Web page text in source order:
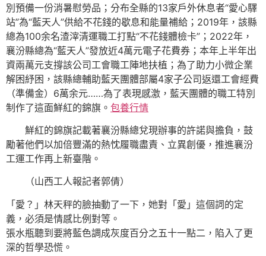
別預備一份消暑慰勞品；分布全縣的13家戶外休息者“愛心驛
站”為“藍天人”供給不花錢的歇息和能量補給；2019年，該縣
總為100余名渣滓清運職工打點“不花錢體檢卡”；2022年，
襄汾縣總為“藍天人”發放近4萬元電子花費券；本年上半年出
資兩萬元支撐該公司工會職工陣地扶植；為了助力小微企業
解困紓困，該縣總輔助藍天團體部屬4家子公司返還工會經費
（準備金）6萬余元……為了表現感激，藍天團體的職工特別
制作了這面鮮紅的錦旗。 包養行情
鮮紅的錦旗記載著襄汾縣總兌現辦事的許諾與擔負，鼓
勵著他們以加倍豐滿的熱忱履職盡責、立異創優，推進襄汾
工運工作再上新臺階。
（山西工人報記者郭倩）
「愛？」林天秤的臉抽動了一下，她對「愛」這個詞的定
義，必須是情感比例對等。
張水瓶聽到要將藍色調成灰度百分之五十一點二，陷入了更
深的哲學恐慌。